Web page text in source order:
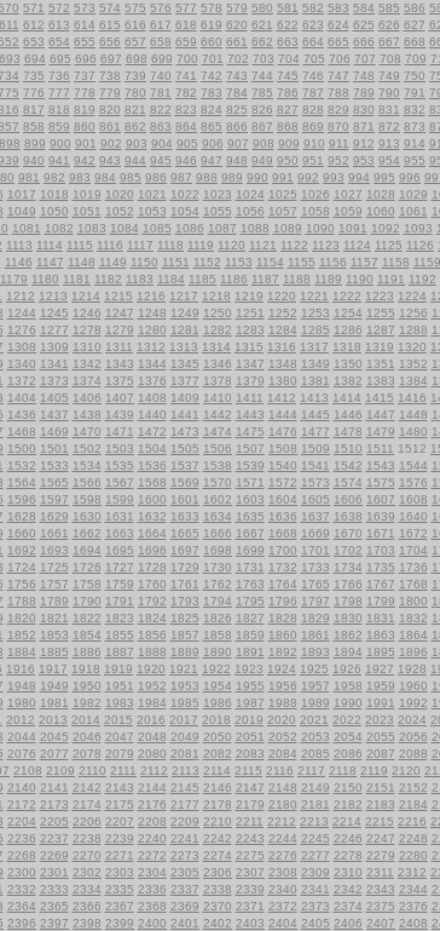
571 572 573 574 575 576 577 578 579 580 581 582 583 584 585 586
611 612 613 614 615 616 617 618 619 620 621 622 623 624 625 626 627
653 654 655 656 657 658 659 660 661 662 663 664 665 666 667 668
693 694 695 696 697 698 699 700 701 702 703 704 705 706 707 708 709
735 736 737 738 739 740 741 742 743 744 745 746 747 748 749 750
776 777 778 779 780 781 782 783 784 785 786 787 788 789 790 791
817 818 819 820 821 822 823 824 825 826 827 828 829 830 831 832
858 859 860 861 862 863 864 865 866 867 868 869 870 871 872 873
898 899 900 901 902 903 904 905 906 907 908 909 910 911 912 913 914
940 941 942 943 944 945 946 947 948 949 950 951 952 953 954 955
981 982 983 984 985 986 987 988 989 990 991 992 993 994 995 996
1017 1018 1019 1020 1021 1022 1023 1024 1025 1026 1027 1028 1029
1049 1050 1051 1052 1053 1054 1055 1056 1057 1058 1059 1060 1061
1081 1082 1083 1084 1085 1086 1087 1088 1089 1090 1091 1092 1093
1113 1114 1115 1116 1117 1118 1119 1120 1121 1122 1123 1124 1125 1126
1146 1147 1148 1149 1150 1151 1152 1153 1154 1155 1156 1157 1158 1159
1179 1180 1181 1182 1183 1184 1185 1186 1187 1188 1189 1190 1191 1192
1212 1213 1214 1215 1216 1217 1218 1219 1220 1221 1222 1223 1224
1244 1245 1246 1247 1248 1249 1250 1251 1252 1253 1254 1255 1256
1276 1277 1278 1279 1280 1281 1282 1283 1284 1285 1286 1287 1288
1308 1309 1310 1311 1312 1313 1314 1315 1316 1317 1318 1319 1320
1340 1341 1342 1343 1344 1345 1346 1347 1348 1349 1350 1351 1352
1372 1373 1374 1375 1376 1377 1378 1379 1380 1381 1382 1383 1384
1404 1405 1406 1407 1408 1409 1410 1411 1412 1413 1414 1415 1416
1436 1437 1438 1439 1440 1441 1442 1443 1444 1445 1446 1447 1448
1468 1469 1470 1471 1472 1473 1474 1475 1476 1477 1478 1479 1480
1500 1501 1502 1503 1504 1505 1506 1507 1508 1509 1510 1511 1512
1532 1533 1534 1535 1536 1537 1538 1539 1540 1541 1542 1543 1544
1564 1565 1566 1567 1568 1569 1570 1571 1572 1573 1574 1575 1576
1596 1597 1598 1599 1600 1601 1602 1603 1604 1605 1606 1607 1608
1628 1629 1630 1631 1632 1633 1634 1635 1636 1637 1638 1639 1640
1660 1661 1662 1663 1664 1665 1666 1667 1668 1669 1670 1671 1672
1692 1693 1694 1695 1696 1697 1698 1699 1700 1701 1702 1703 1704
1724 1725 1726 1727 1728 1729 1730 1731 1732 1733 1734 1735 1736
1756 1757 1758 1759 1760 1761 1762 1763 1764 1765 1766 1767 1768
1788 1789 1790 1791 1792 1793 1794 1795 1796 1797 1798 1799 1800
1820 1821 1822 1823 1824 1825 1826 1827 1828 1829 1830 1831 1832
1852 1853 1854 1855 1856 1857 1858 1859 1860 1861 1862 1863 1864
1884 1885 1886 1887 1888 1889 1890 1891 1892 1893 1894 1895 1896
1916 1917 1918 1919 1920 1921 1922 1923 1924 1925 1926 1927 1928
1948 1949 1950 1951 1952 1953 1954 1955 1956 1957 1958 1959 1960
1980 1981 1982 1983 1984 1985 1986 1987 1988 1989 1990 1991 1992
2012 2013 2014 2015 2016 2017 2018 2019 2020 2021 2022 2023 2024
2044 2045 2046 2047 2048 2049 2050 2051 2052 2053 2054 2055 2056
2076 2077 2078 2079 2080 2081 2082 2083 2084 2085 2086 2087 2088
2108 2109 2110 2111 2112 2113 2114 2115 2116 2117 2118 2119 2120
2140 2141 2142 2143 2144 2145 2146 2147 2148 2149 2150 2151 2152
2172 2173 2174 2175 2176 2177 2178 2179 2180 2181 2182 2183 2184
2204 2205 2206 2207 2208 2209 2210 2211 2212 2213 2214 2215 2216
2236 2237 2238 2239 2240 2241 2242 2243 2244 2245 2246 2247 2248
2268 2269 2270 2271 2272 2273 2274 2275 2276 2277 2278 2279 2280
2300 2301 2302 2303 2304 2305 2306 2307 2308 2309 2310 2311 2312
2332 2333 2334 2335 2336 2337 2338 2339 2340 2341 2342 2343 2344
2364 2365 2366 2367 2368 2369 2370 2371 2372 2373 2374 2375 2376
2396 2397 2398 2399 2400 2401 2402 2403 2404 2405 2406 2407 2408